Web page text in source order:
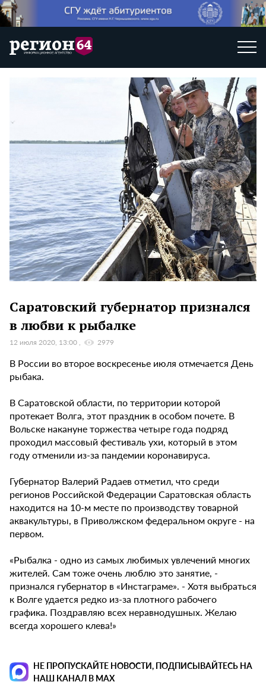
Саратовский губернатор признался
в любви к рыбалке
12 июля 2020, 13:00 2979
В России во второе воскресенье июля отмечается День
рыбака.
В Саратовской области, по территории которой
протекает Волга, этот праздник в особом почете. В
Вольске накануне торжества четыре года подряд
проходил массовый фестиваль ухи, который в этом
году отменили из-за пандемии коронавируса.
Губернатор Валерий Радаев отметил, что среди
регионов Российской Федерации Саратовская область
находится на 10-м месте по производству товарной
аквакультуры, в Приволжском федеральном округе - на
первом.
«Рыбалка - одно из самых любимых увлечений многих
жителей. Сам тоже очень люблю это занятие, -
признался губернатор в «Инстаграме». - Хотя выбраться
к Волге удается редко из-за плотного рабочего
графика. Поздравляю всех неравнодушных. Желаю
всегда хорошего клева!»
НЕ ПРОПУСКАЙТЕ НОВОСТИ, ПОДПИСЫВАЙТЕСЬ НА
НАШ КАНАЛ В MAX